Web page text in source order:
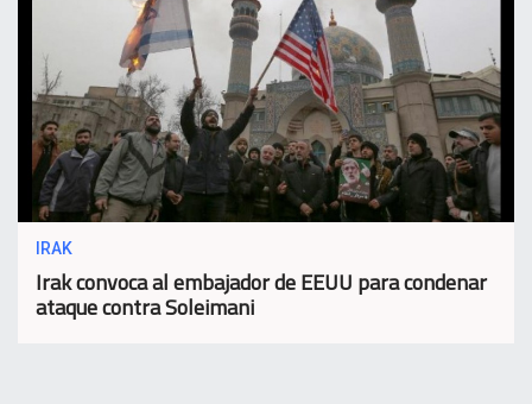
IRAK
Irak convoca al embajador de EEUU para condenar
ataque contra Soleimani